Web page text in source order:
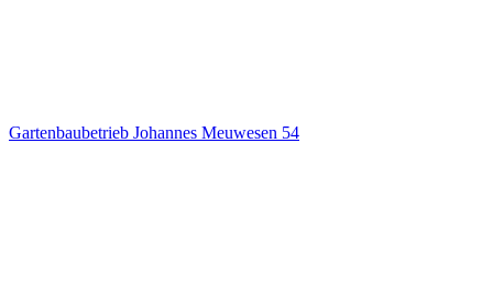
Gartenbaubetrieb Johannes Meuwesen 54